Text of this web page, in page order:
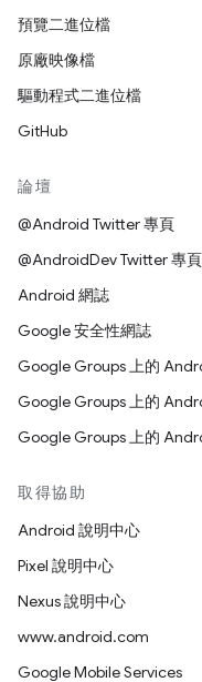
預覽二進位檔
原廠映像檔
驅動程式二進位檔
GitHub
論壇
@Android Twitter 專頁
@AndroidDev Twitter 專頁
Android 網誌
Google 安全性網誌
Google Groups 上的
Google Groups 上的
Google Groups 上的
取得協助
Android 說明中心
Pixel 說明中心
Nexus 說明中心
www.android.com
Google Mobile Services